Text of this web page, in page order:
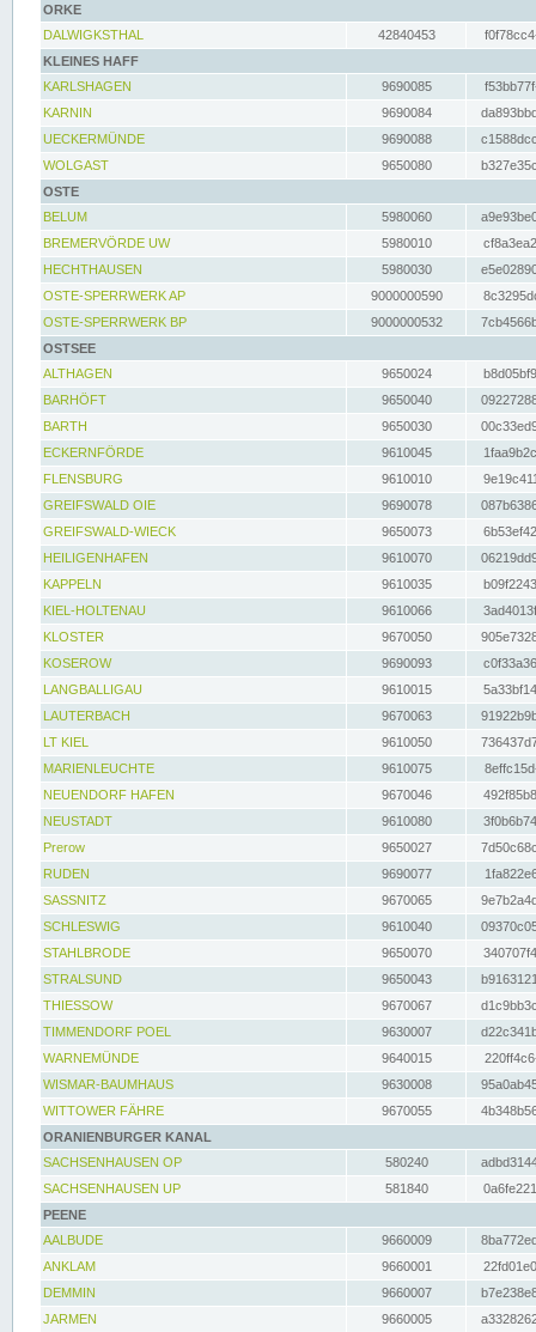
ORKE
DALWIGKSTHAL
42840453
KLEINES HAFF
KARLSHAGEN
9690085
KARNIN
9690084
UECKERMÜNDE
9690088
WOLGAST
9650080
OSTE
BELUM
5980060
BREMERVÖRDE UW
5980010
HECHTHAUSEN
5980030
OSTE-SPERRWERK AP
9000000590
OSTE-SPERRWERK BP
9000000532
OSTSEE
ALTHAGEN
9650024
BARHÖFT
9650040
BARTH
9650030
ECKERNFÖRDE
9610045
FLENSBURG
9610010
GREIFSWALD OIE
9690078
GREIFSWALD-WIECK
9650073
HEILIGENHAFEN
9610070
KAPPELN
9610035
KIEL-HOLTENAU
9610066
KLOSTER
9670050
KOSEROW
9690093
LANGBALLIGAU
9610015
LAUTERBACH
9670063
LT KIEL
9610050
MARIENLEUCHTE
9610075
NEUENDORF HAFEN
9670046
NEUSTADT
9610080
Prerow
9650027
RUDEN
9690077
SASSNITZ
9670065
SCHLESWIG
9610040
STAHLBRODE
9650070
STRALSUND
9650043
THIESSOW
9670067
TIMMENDORF POEL
9630007
WARNEMÜNDE
9640015
WISMAR-BAUMHAUS
9630008
WITTOWER FÄHRE
9670055
ORANIENBURGER KANAL
SACHSENHAUSEN OP
580240
SACHSENHAUSEN UP
581840
PEENE
AALBUDE
9660009
ANKLAM
9660001
DEMMIN
9660007
JARMEN
9660005